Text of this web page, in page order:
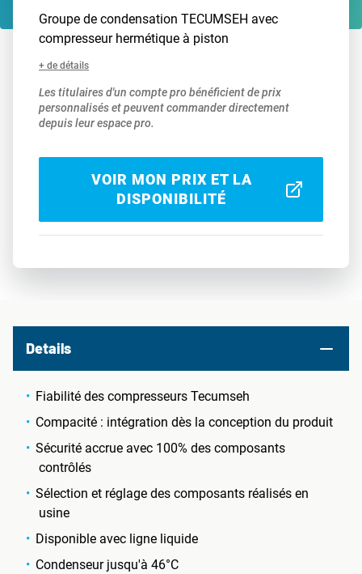
Groupe de condensation TECUMSEH avec
compresseur hermétique à piston
+ de détails
Les titulaires d'un compte pro bénéficient de prix
personnalisés et peuvent commander directement
depuis leur espace pro.
VOIR MON PRIX ET LA
DISPONIBILITÉ
Details
Fiabilité des compresseurs Tecumseh
Compacité : intégration dès la conception du produit
Sécurité accrue avec 100% des composants
contrôlés
Sélection et réglage des composants réalisés en
usine
Disponible avec ligne liquide
Condenseur jusqu'à 46°C